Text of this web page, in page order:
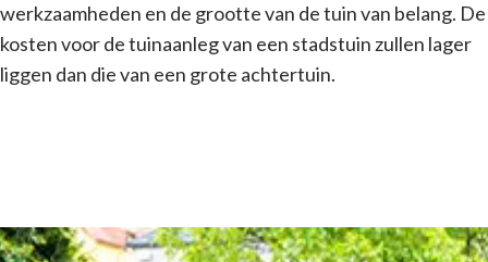
werkzaamheden en de grootte van de tuin van belang. De
kosten voor de tuinaanleg van een stadstuin zullen lager
liggen dan die van een grote achtertuin.